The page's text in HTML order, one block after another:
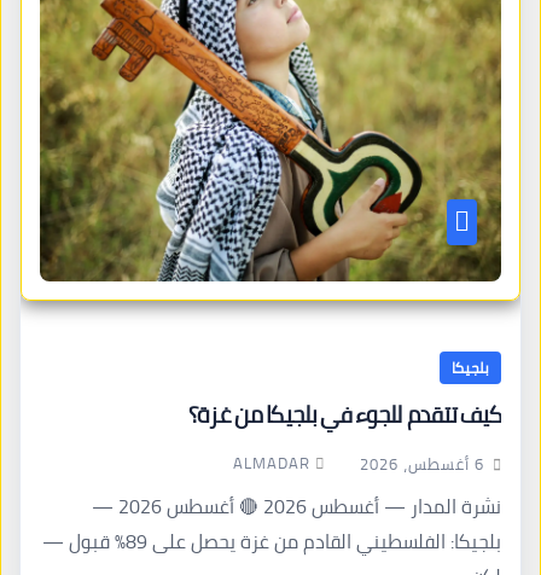
بلجيكا
كيف تتقدم للجوء في بلجيكا من غزة؟
6 أغسطس، 2026 ALMADAR
نشرة المدار — أغسطس 2026 🔴 أغسطس 2026 —
بلجيكا: الفلسطيني القادم من غزة يحصل على 89% قبول —